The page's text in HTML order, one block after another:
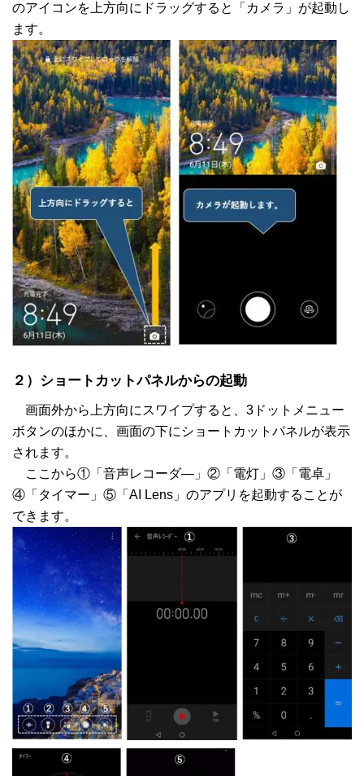
のアイコンを上方向にドラッグすると「カメラ」が起動し
ます。
２）ショートカットパネルからの起動
画面外から上方向にスワイプすると、3ドットメニュー
ボタンのほかに、画面の下にショートカットパネルが表示
されます。
ここから①「音声レコーダ―」②「電灯」③「電卓」
④「タイマー」⑤「AI Lens」のアプリを起動することが
できます。